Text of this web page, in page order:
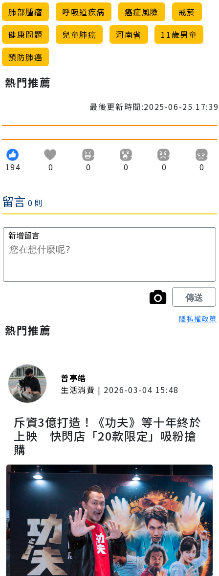
肺部腫瘤
呼吸道疾病 癌症風險
戒菸
健康問題
兒童肺癌 河南省
11歲男童
預防肺癌
熱門推薦
最後更新時間:2025-06-25 17:39
194 0 0 0 0 0
隱私權政策
熱門推薦
曾亭皓
生活消費 | 2026-03-04 15:48
斥資3億打造！《功夫》等十年終於
上映 快閃店「20款限定」吸粉搶
購